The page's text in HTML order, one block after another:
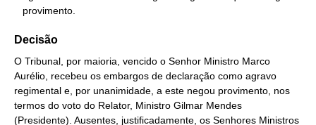
   provimento.
Decisão
O Tribunal, por maioria, vencido o Senhor Ministro Marco
Aurélio, recebeu os embargos de declaração como agravo
regimental e, por unanimidade, a este negou provimento, nos
termos do voto do Relator, Ministro Gilmar Mendes
(Presidente). Ausentes, justificadamente, os Senhores Ministros